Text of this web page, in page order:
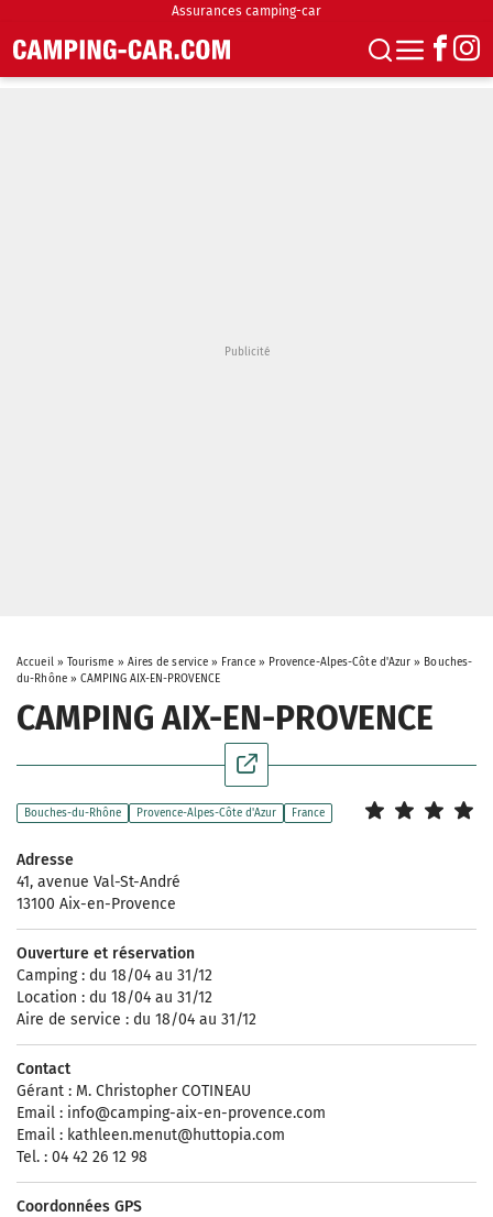
Assurances camping-car
Accueil» Tourisme » Aires de service » France» Provence-Alpes-Côte d'Azur » Bouches-
du-Rhône» CAMPING AIX-EN-PROVENCE
CAMPING AIX-EN-PROVENCE
Bouches-du-Rhône Provence-Alpes-Côte d'Azur France
Adresse
41, avenue Val-St-André
13100 Aix-en-Provence
Ouverture et réservation
Camping : du 18/04 au 31/12
Location : du 18/04 au 31/12
Aire de service : du 18/04 au 31/12
Contact
Gérant : M. Christopher COTINEAU
Email : info@camping-aix-en-provence.com
Email : kathleen.menut@huttopia.com
Tel. : 04 42 26 12 98
Coordonnées GPS